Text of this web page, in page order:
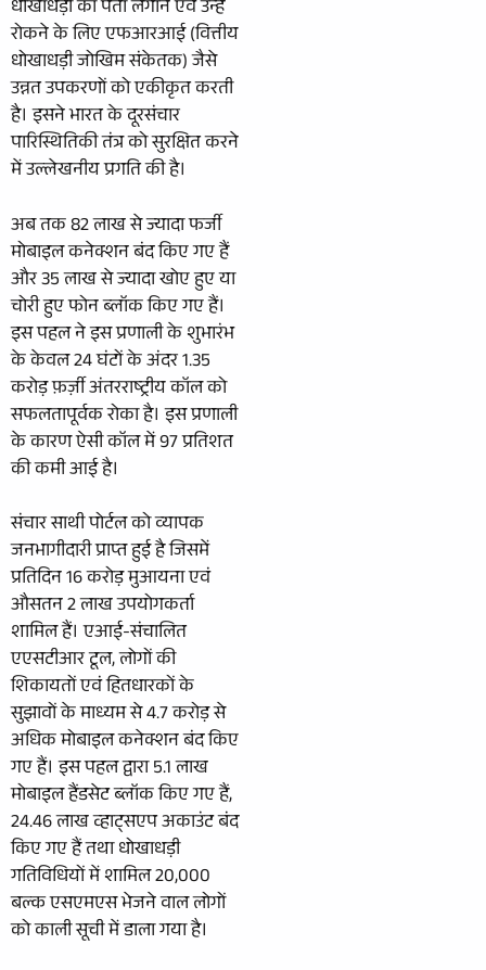
धोखाधड़ी का पता लगाने एवं उन्हें
रोकने के लिए एफआरआई (वित्तीय
धोखाधड़ी जोखिम संकेतक) जैसे
उन्नत उपकरणों को एकीकृत करती
है। इसने भारत के दूरसंचार
पारिस्थितिकी तंत्र को सुरक्षित करने
में उल्लेखनीय प्रगति की है।
अब तक 82 लाख से ज्यादा फर्जी
मोबाइल कनेक्शन बंद किए गए हैं
और 35 लाख से ज्यादा खोए हुए या
चोरी हुए फोन ब्लॉक किए गए हैं।
इस पहल ने इस प्रणाली के शुभारंभ
के केवल 24 घंटों के अंदर 1.35
करोड़ फ़र्ज़ी अंतरराष्ट्रीय कॉल को
सफलतापूर्वक रोका है। इस प्रणाली
के कारण ऐसी कॉल में 97 प्रतिशत
की कमी आई है।
संचार साथी पोर्टल को व्यापक
जनभागीदारी प्राप्त हुई है जिसमें
प्रतिदिन 16 करोड़ मुआयना एवं
औसतन 2 लाख उपयोगकर्ता
शामिल हैं। एआई-संचालित
एएसटीआर टूल, लोगों की
शिकायतों एवं हितधारकों के
सुझावों के माध्यम से 4.7 करोड़ से
अधिक मोबाइल कनेक्शन बंद किए
गए हैं। इस पहल द्वारा 5.1 लाख
मोबाइल हैंडसेट ब्लॉक किए गए हैं,
24.46 लाख व्हाट्सएप अकाउंट बंद
किए गए हैं तथा धोखाधड़ी
गतिविधियों में शामिल 20,000
बल्क एसएमएस भेजने वाल लोगों
को काली सूची में डाला गया है।